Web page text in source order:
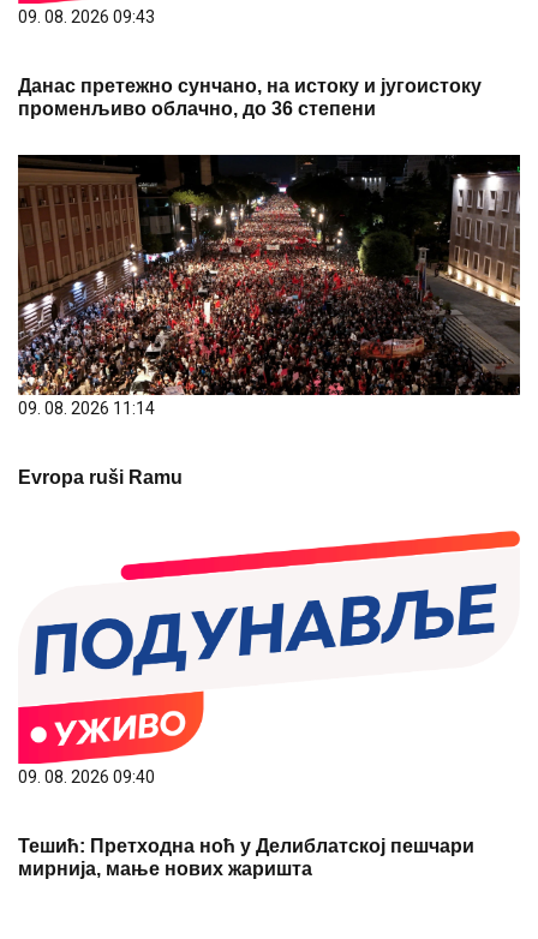
09. 08. 2026 09:43
Данас претежно сунчано, на истоку и југоистоку
променљиво облачно, до 36 степени
09. 08. 2026 11:14
Evropa ruši Ramu
09. 08. 2026 09:40
Тешић: Претходна ноћ у Делиблатској пешчари
мирнија, мање нових жаришта